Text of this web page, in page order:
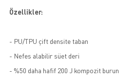
Özellikler:
- PU/TPU çift densite taban
- Nefes alabilir süet deri
- %50 daha hafif 200 J kompozit burun